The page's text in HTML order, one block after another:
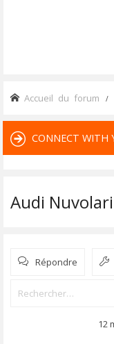
Accueil du forum
CONNECT WITH
Audi Nuvolari
Répondre
12